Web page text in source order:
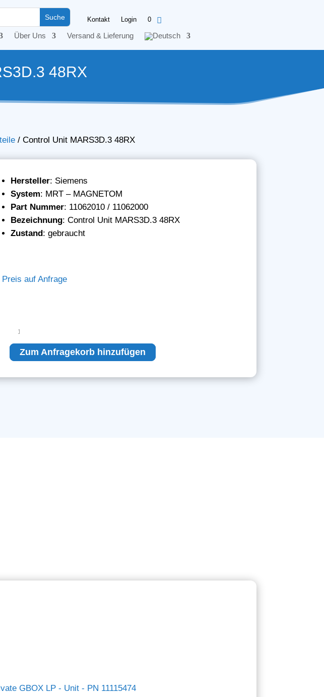
Kontakt Login 0
Über Uns Versand & Lieferung
48RX
/Control Unit MARS3D.3 48RX
Hersteller: Siemens
System: MRT – MAGNETOM
Part Nummer: 11062010 / 11062000
Bezeichnung: Control Unit MARS3D.3 48RX
Zustand: gebraucht
Preis auf Anfrage
Unit
MARS3D.3
48RXZum Anfragekorb hinzufügen